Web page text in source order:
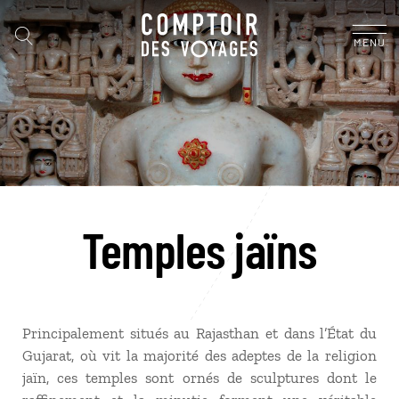
MENU
Temples jaïns
Principalement situés au Rajasthan et dans l’État du
Gujarat, où vit la majorité des adeptes de la religion
jaïn, ces temples sont ornés de sculptures dont le